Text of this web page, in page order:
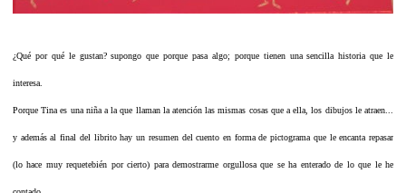
¿Qué por qué le gustan? supongo que porque pasa algo; porque tienen una sencilla historia que le
interesa.
Porque Tina es una niña a la que llaman la atención las mismas cosas que a ella, los dibujos le atraen...
y además al final del librito hay un resumen del cuento en forma de pictograma que le encanta repasar
(lo hace muy requetebién por cierto) para demostrarme orgullosa que se ha enterado de lo que le he